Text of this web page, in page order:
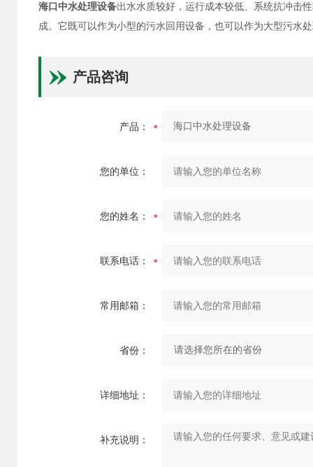
海口中水处理设备出水水质较好，运行成本较低、系统抗冲击
成。它既可以作为小型的污水回用设备，也可以作为大型污水
产品咨询
产品：
您的单位：
您的姓名：
联系电话：
常用邮箱：
省份：
详细地址：
补充说明：